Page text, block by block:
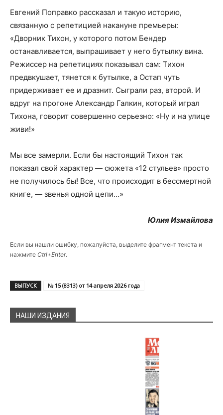
Евгений Поправко рассказал и такую историю,
связанную с репетицией накануне премьеры:
«Дворник Тихон, у которого потом Бендер
останавливается, выпрашивает у него бутылку вина.
Режиссер на репетициях показывал сам: Тихон
предвкушает, тянется к бутылке, а Остап чуть
придерживает ее и дразнит. Сыграли раз, второй. И
вдруг на прогоне Александр Галкин, который играл
Тихона, говорит совершенно серьезно: «Ну и на улице
живи!»
Мы все замерли. Если бы настоящий Тихон так
показал свой характер — сюжета «12 стульев» просто
не получилось бы! Все, что происходит в бессмертной
книге, — звенья одной цепи…»
Юлия Измайлова
Если вы нашли ошибку, пожалуйста, выделите фрагмент текста и
нажмите Ctrl+Enter.
ВЫПУСК № 15 (8313) от 14 апреля 2026 года
НАШИ ИЗДАНИЯ